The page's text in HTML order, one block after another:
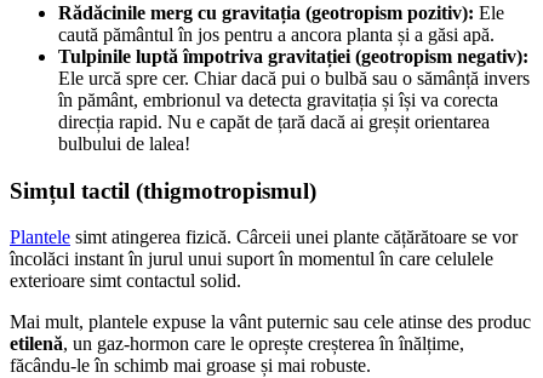
Rădăcinile merg cu gravitația (geotropism pozitiv): Ele
caută pământul în jos pentru a ancora planta și a găsi apă.
Tulpinile luptă împotriva gravitației (geotropism negativ):
Ele urcă spre cer. Chiar dacă pui o bulbă sau o sămânță invers
în pământ, embrionul va detecta gravitația și își va corecta
direcția rapid. Nu e capăt de țară dacă ai greșit orientarea
bulbului de lalea!
Simțul tactil (thigmotropismul)
Plantele simt atingerea fizică. Cârceii unei plante cățărătoare se vor
încolăci instant în jurul unui suport în momentul în care celulele
exterioare simt contactul solid.
Mai mult, plantele expuse la vânt puternic sau cele atinse des produc
etilenă, un gaz-hormon care le oprește creșterea în înălțime,
făcându-le în schimb mai groase și mai robuste.